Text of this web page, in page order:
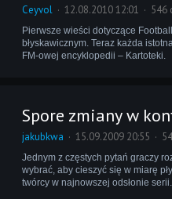
Ceyvol 12.08.2010 12:01 546
Pierwsze wieści dotyczące
błyskawicznym. Teraz każda
FM-owej encyklopedii – Kartoteki.
Spore zmiany w
jakubkwa 15.09.2009 20:55
Jednym z częstych pytań graczy
wybrać, aby cieszyć się w miarę
twórcy w najnowszej odsłonie serii.